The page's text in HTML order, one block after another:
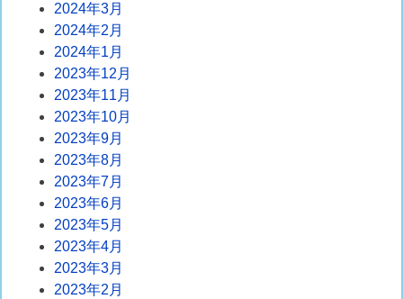
2024年3月
2024年2月
2024年1月
2023年12月
2023年11月
2023年10月
2023年9月
2023年8月
2023年7月
2023年6月
2023年5月
2023年4月
2023年3月
2023年2月